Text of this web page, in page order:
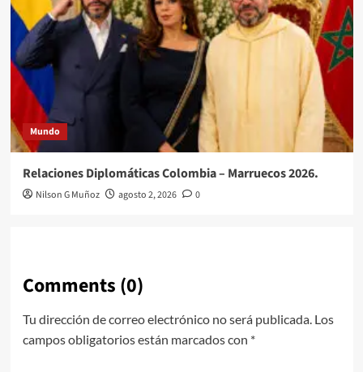
Mundo
Relaciones Diplomáticas Colombia – Marruecos 2026.
Nilson G Muñoz agosto 2, 2026 0
Comments (0)
Tu dirección de correo electrónico no será publicada. Los
campos obligatorios están marcados con *